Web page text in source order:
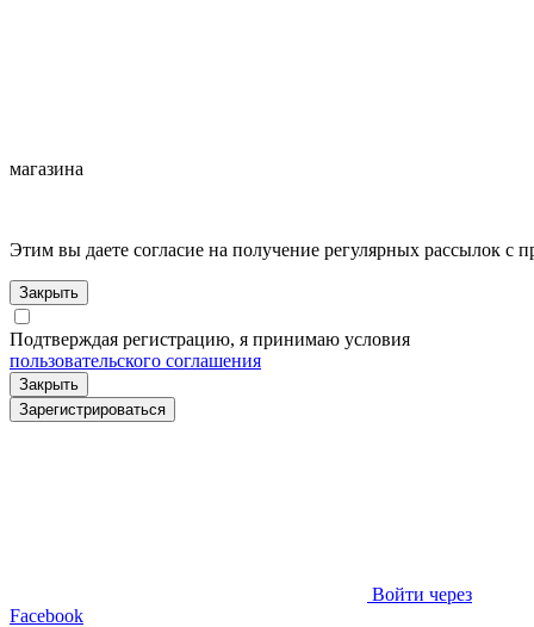
магазина
Этим вы даете согласие на получение регулярных рассылок с
Закрыть
Подтверждая регистрацию, я принимаю условия
пользовательского соглашения
Закрыть
Зарегистрироваться
Войти через
Facebook